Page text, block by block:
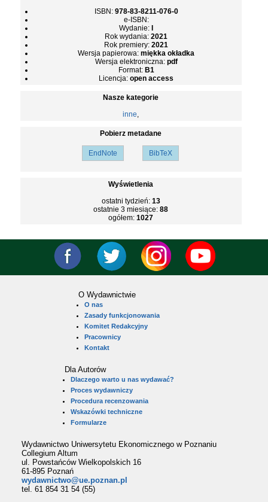
ISBN: 978-83-8211-076-0
e-ISBN:
Wydanie:
Rok wydania:2021
Rok premiery:2021
Wersja papierowa:miękka okładka
Wersja elektroniczna: pdf
Format: B1
Licencja:open access
Nasze kategorie
inne,
Pobierz metadane
EndNote BibTeX
Wyświetlenia
ostatni tydzień: 13
ostatnie 3 miesiące:88
ogółem:1027
O Wydawnictwie
O nas
Zasady funkcjonowania
Komitet Redakcyjny
Pracownicy
Kontakt
Dla Autorów
Dlaczego warto u nas wydawać?
Proces wydawniczy
Procedura recenzowania
Wskazówki techniczne
Formularze
Wydawnictwo Uniwersytetu Ekonomicznego w Poznaniu
Collegium Altum
ul. Powstańców Wielkopolskich 16
61-895 Poznań
wydawnictwo@ue.poznan.pl
tel. 61 854 31 54 (55)